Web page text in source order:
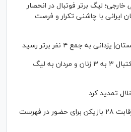
لیگ برتر فوتبال در انحصار
ایرانی با چاشنی تکرار و فرصت
به جمع ۴ نفر برتر رسید
اعزام تیم‌های ملی بسکتبال ۳ به ۳ زنان و مردان به لیگ
تمدید کرد
پیاتزا به تهران رسید؛ رقابت ۲۸ بازیکن برای حضور در فهرست